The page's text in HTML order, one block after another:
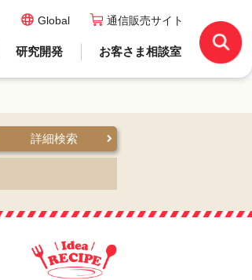
研究開発 お客さま相談室
Global 通信販売サイト
詳細検索